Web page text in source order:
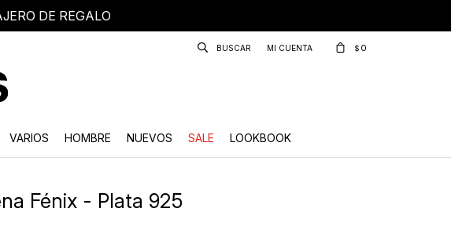
DE REGALO
VARIOS HOMBRE NUEVOS SALE LOOKBOOK
$ 0
Fénix - Plata 925